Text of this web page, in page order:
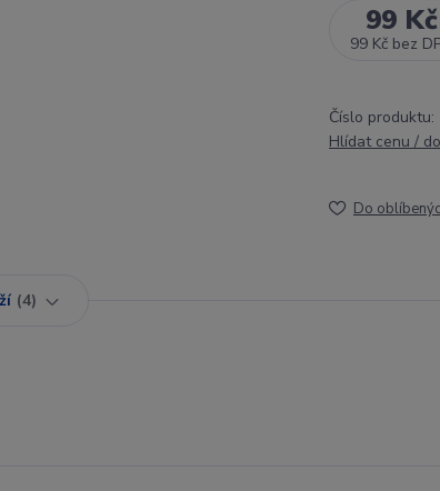
99 Kč
99 Kč bez
Číslo produktu:
Hlídat cenu /
Do
4